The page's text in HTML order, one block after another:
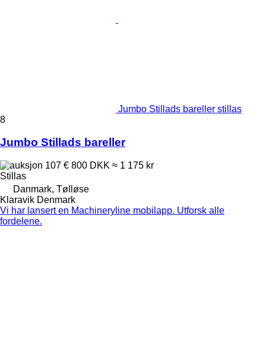
Jumbo Stillads bareller stillas
8
Jumbo Stillads bareller
107 € 800 DKK ≈ 1 175 kr
Stillas
Danmark, Tølløse
Klaravik Denmark
Vi har lansert en Machineryline mobilapp. Utforsk alle
fordelene.